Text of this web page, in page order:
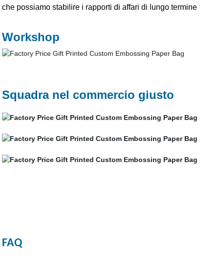
che possiamo stabilire i rapporti di affari di lungo termine
Workshop
Squadra nel commercio giusto
FAQ